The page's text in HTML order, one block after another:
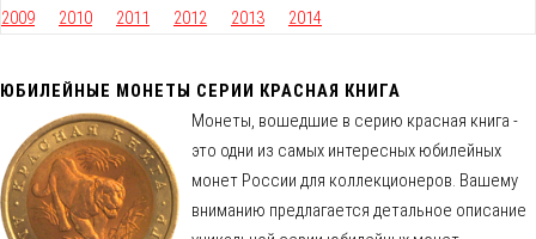
2009
2010 2011 2012 2013 2014
ЮБИЛЕЙНЫЕ МОНЕТЫ СЕРИИ КРАСНАЯ КНИГА
Монеты, вошедшие в серию красная книга -
это одни из самых интересных юбилейных
монет России для коллекционеров. Вашему
вниманию предлагается детальное описание